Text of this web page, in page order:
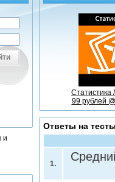
Статистика
99 рублей
Ответы на
1.
и